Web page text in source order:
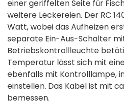
einer geriffelten Seite für
weitere Leckereien. Der RC
Watt, wobei das Aufheizen
separate Ein-Aus-Schalter
Betriebskontrollleuchte
Temperatur lässt sich mit
ebenfalls mit Kontrolllampe,
einstellen. Das Kabel ist mit
bemessen.